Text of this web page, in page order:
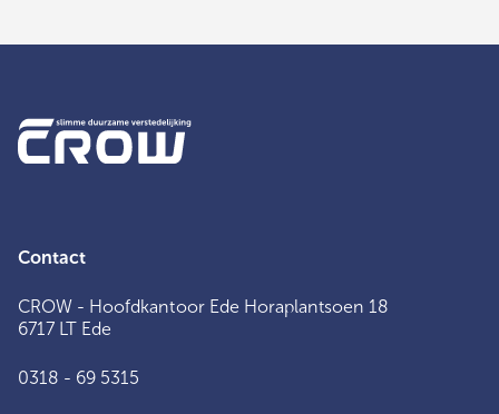
Contact
CROW - Hoofdkantoor Ede Horaplantsoen 18
6717 LT Ede
0318 - 69 5315